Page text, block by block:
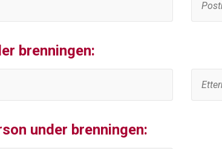
brenningen:
under brenningen: